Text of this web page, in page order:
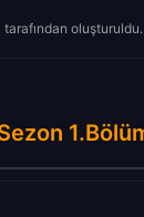
tarafından oluşturuldu.